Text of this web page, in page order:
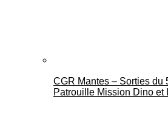
CGR Mantes – Sorties du
Patrouille Mission Dino et